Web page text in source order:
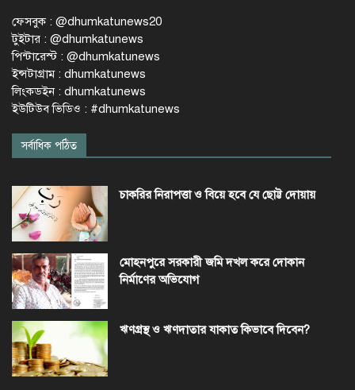
ফেসবুক : @dhumkatunews20
টুইটার : @dhumkatunews
পিন্টারেস্ট : @dhumkatunews
ইন্সটাগ্রাম : dhumkatunews
লিংকডইন : dhumkatunews
ইউটিউব ভিডিও : #dhumkatunews
সর্বাধিক পঠিত
চাকরির নিরাপত্তা ও বিয়ে হবে যে ছোট্ট দোয়ায়
মোহনপুরে সরকারী জমি দখল করে দোকান
নির্মাণের অভিযোগ
ঋণগ্রস্থ ও ঋণদাতার যাকাত কিভাবে দিবেন?